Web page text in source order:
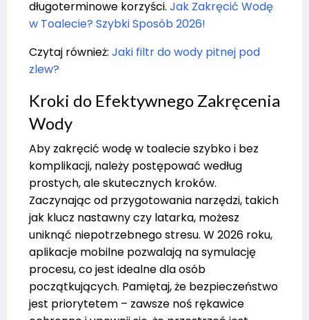
długoterminowe korzyści. Jak Zakręcić Wodę
w Toalecie? Szybki Sposób 2026!
Czytaj również: Jaki filtr do wody pitnej pod
zlew?
Kroki do Efektywnego Zakręcenia
Wody
Aby zakręcić wodę w toalecie szybko i bez
komplikacji, należy postępować według
prostych, ale skutecznych kroków.
Zaczynając od przygotowania narzędzi, takich
jak klucz nastawny czy latarka, możesz
uniknąć niepotrzebnego stresu. W 2026 roku,
aplikacje mobilne pozwalają na symulację
procesu, co jest idealne dla osób
początkujących. Pamiętaj, że bezpieczeństwo
jest priorytetem – zawsze noś rękawice